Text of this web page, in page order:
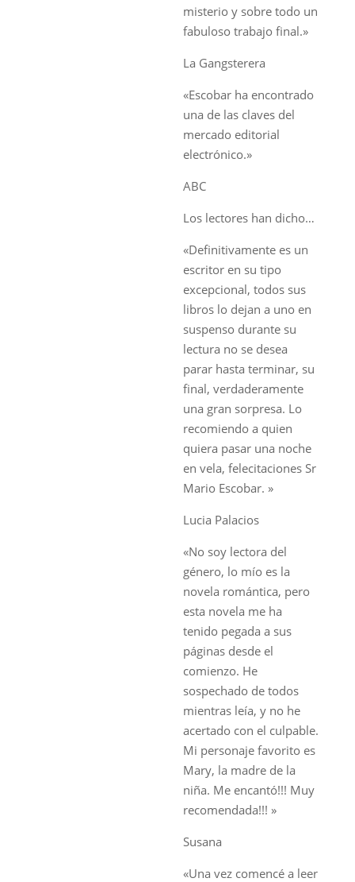
misterio y sobre todo un
fabuloso trabajo final.»
La Gangsterera
«Escobar ha encontrado
una de las claves del
mercado editorial
electrónico.»
ABC
Los lectores han dicho…
«Definitivamente es un
escritor en su tipo
excepcional, todos sus
libros lo dejan a uno en
suspenso durante su
lectura no se desea
parar hasta terminar, su
final, verdaderamente
una gran sorpresa. Lo
recomiendo a quien
quiera pasar una noche
en vela, felecitaciones Sr
Mario Escobar. »
Lucia Palacios
«No soy lectora del
género, lo mío es la
novela romántica, pero
esta novela me ha
tenido pegada a sus
páginas desde el
comienzo. He
sospechado de todos
mientras leía, y no he
acertado con el culpable.
Mi personaje favorito es
Mary, la madre de la
niña. Me encantó!!! Muy
recomendada!!! »
Susana
«Una vez comencé a leer